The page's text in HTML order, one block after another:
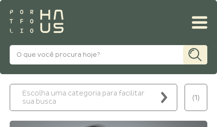
Escolha uma categoria para facilitar
sua busca
(1)